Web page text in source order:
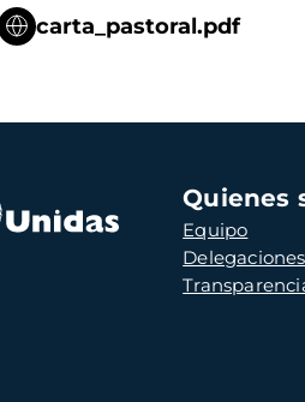
carta_pastoral.pdf
Navegación
principal
Quienes
Equipo
Delegaciones